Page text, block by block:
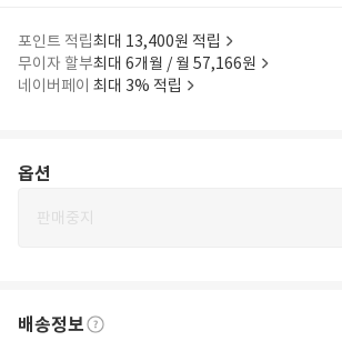
포인트 적립최대 13,400원 적립
무이자 할부최대 6개월 / 월 57,166원
네이버페이 최대 3% 적립
옵션
판매중지
배송정보